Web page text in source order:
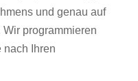
und genau auf
Wir programmieren
nach Ihren